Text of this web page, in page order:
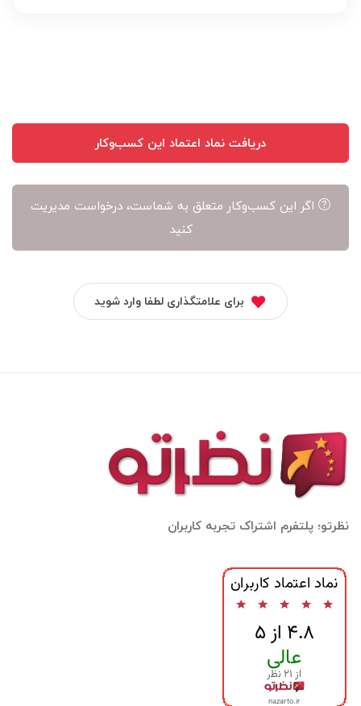
دریافت نماد اعتماد این کسب‌وکار
اگر این کسب‌وکار متعلق به شماست، درخواست مدیریت
کنید
برای علامتگذاری لطفا وارد شوید
نظرتو؛ پلتفرم اشتراک تجربه کاربران